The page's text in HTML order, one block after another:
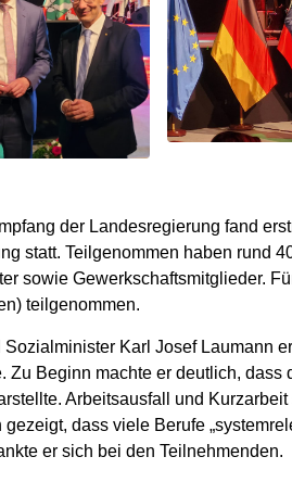
der Landesregierung fand
statt. Teilgenommen haben rund
sowie Gewerkschaftsmitglieder.
teilgenommen.
Sozialminister Karl Josef Laumann
Zu Beginn machte er deutlich,
Arbeitsausfall und
gezeigt, dass viele Berufe
er sich bei den Teilnehmenden.